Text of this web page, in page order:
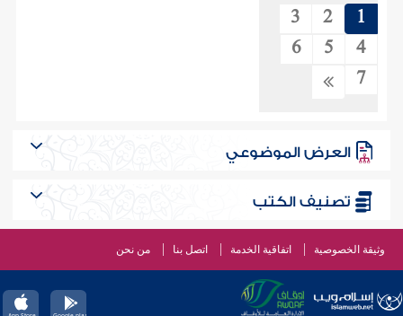
1
2
3
4
5
6
7
العرض الموضوعي
تصنيف الكتب
وثيقة الخصوصية اتفاقية الخدمة اتصل بنا من نحن